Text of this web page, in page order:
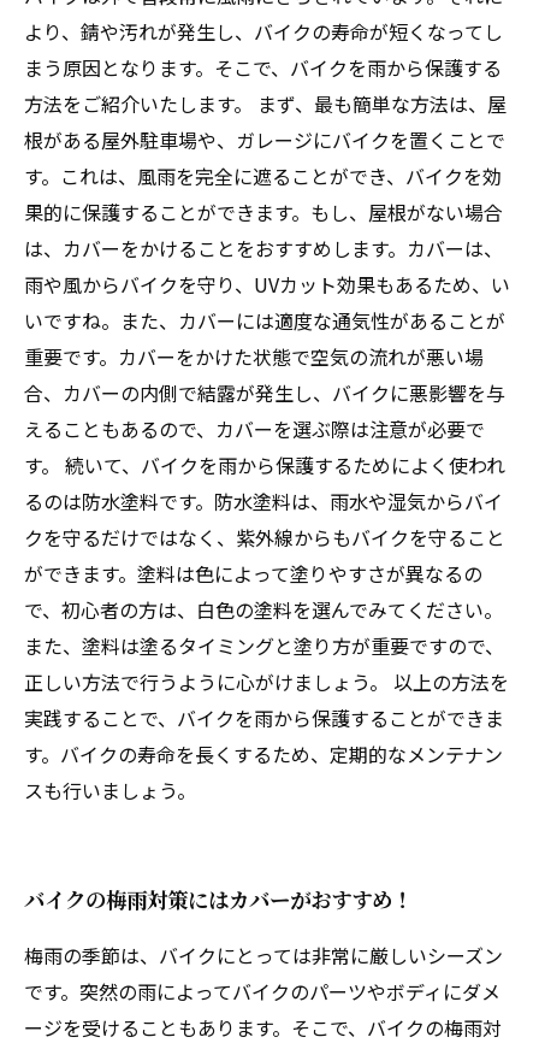
より、錆や汚れが発生し、バイクの寿命が短くなってし
まう原因となります。そこで、バイクを雨から保護する
方法をご紹介いたします。 まず、最も簡単な方法は、屋
根がある屋外駐車場や、ガレージにバイクを置くことで
す。これは、風雨を完全に遮ることができ、バイクを効
果的に保護することができます。もし、屋根がない場合
は、カバーをかけることをおすすめします。カバーは、
雨や風からバイクを守り、UVカット効果もあるため、い
いですね。また、カバーには適度な通気性があることが
重要です。カバーをかけた状態で空気の流れが悪い場
合、カバーの内側で結露が発生し、バイクに悪影響を与
えることもあるので、カバーを選ぶ際は注意が必要で
す。 続いて、バイクを雨から保護するためによく使われ
るのは防水塗料です。防水塗料は、雨水や湿気からバイ
クを守るだけではなく、紫外線からもバイクを守ること
ができます。塗料は色によって塗りやすさが異なるの
で、初心者の方は、白色の塗料を選んでみてください。
また、塗料は塗るタイミングと塗り方が重要ですので、
正しい方法で行うように心がけましょう。 以上の方法を
実践することで、バイクを雨から保護することができま
す。バイクの寿命を長くするため、定期的なメンテナン
スも行いましょう。
バイクの梅雨対策にはカバーがおすすめ！
梅雨の季節は、バイクにとっては非常に厳しいシーズン
です。突然の雨によってバイクのパーツやボディにダメ
ージを受けることもあります。そこで、バイクの梅雨対